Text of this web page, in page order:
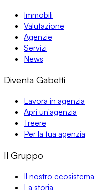
Immobili
Valutazione
Agenzie
Servizi
News
Diventa Gabetti
Lavora in agenzia
Apri un'agenzia
Treere
Per la tua agenzia
Il Gruppo
Il nostro ecosistema
La storia